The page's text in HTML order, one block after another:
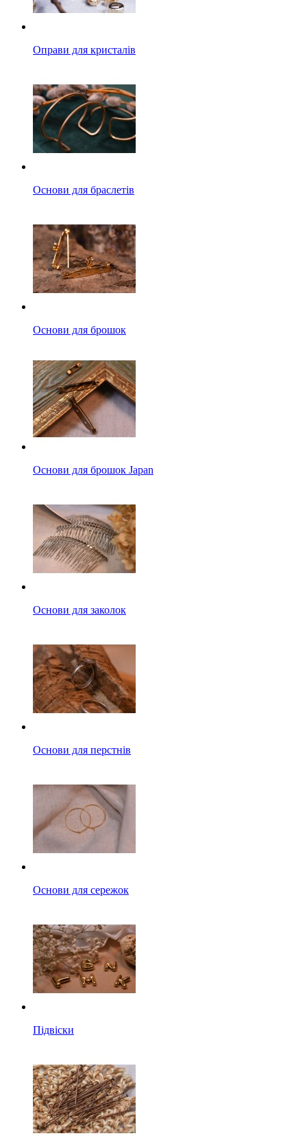
Оправи для кристалів
Основи для браслетів
Основи для брошок
Основи для брошок Japan
Основи для заколок
Основи для перстнів
Основи для сережок
Підвіски